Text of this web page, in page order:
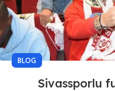
BLOG
Sivassporlu